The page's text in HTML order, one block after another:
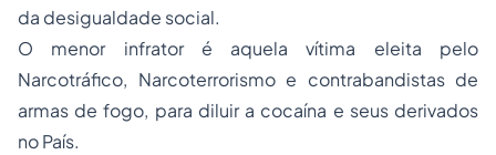
da desigualdade social.
O menor infrator é aquela vítima eleita pelo
Narcotráfico, Narcoterrorismo e contrabandistas de
armas de fogo, para diluir a cocaína e seus derivados
no País.